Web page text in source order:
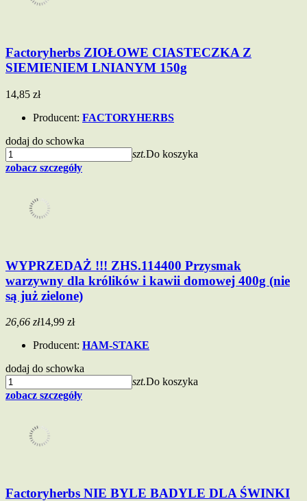
Factoryherbs ZIOŁOWE CIASTECZKA Z
SIEMIENIEM LNIANYM 150g
14,85 zł
Producent: FACTORYHERBS
dodaj do schowka
szt.Do koszyka
zobacz szczegóły
WYPRZEDAŻ !!! ZHS.114400 Przysmak
warzywny dla królików i kawii domowej 400g (nie
są już zielone)
26,66 zł14,99 zł
Producent: HAM-STAKE
dodaj do schowka
szt.Do koszyka
zobacz szczegóły
Factoryherbs NIE BYLE BADYLE DLA ŚWINKI